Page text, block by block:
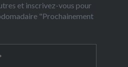
et inscrivez-vous pour
"Prochainement